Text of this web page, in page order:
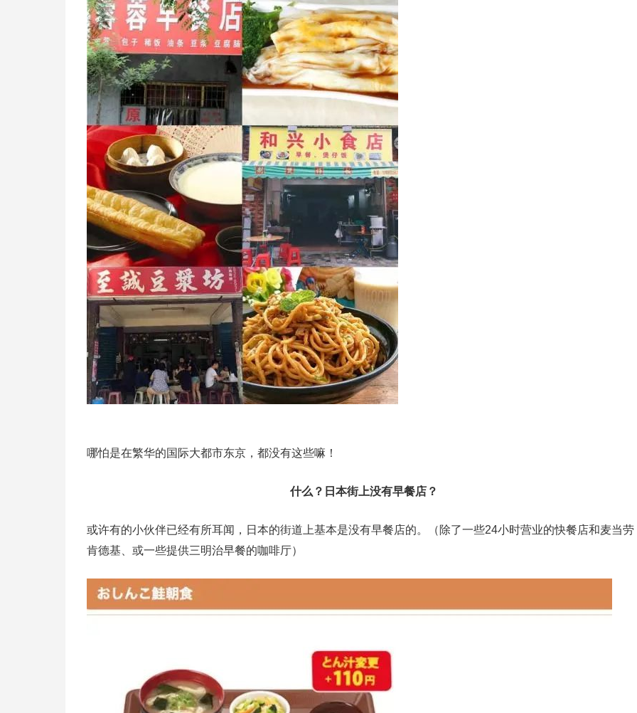
哪怕是在繁华的国际大都市东京，都没有这些嘛！
什么？日本街上没有早餐店？
或许有的小伙伴已经有所耳闻，日本的街道上基本是没有早餐店的。（除了一些24小时营业的快餐店和麦当劳
肯德基、或一些提供三明治早餐的咖啡厅）